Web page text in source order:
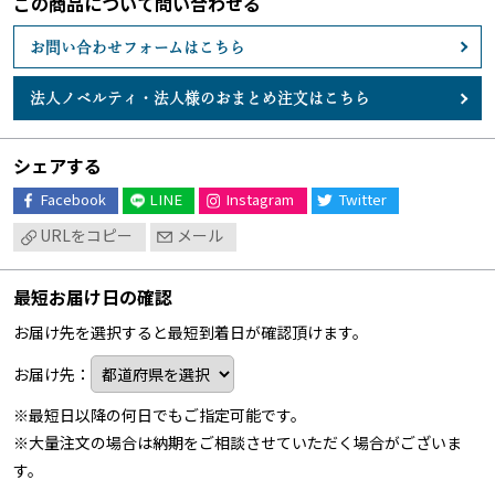
お問い合わせフォームはこちら
法人ノベルティ・ 法人様のおまとめ注文はこちら
シェアする
Facebook LINE Instagram Twitter
URLをコピー メール
最短お届け日の確認
お届け先を選択すると最短到着日が確認頂けます。
お届け先：
※最短日以降の何日でもご指定可能です。
※大量注文の場合は納期をご相談させていただく場合がございま
す。